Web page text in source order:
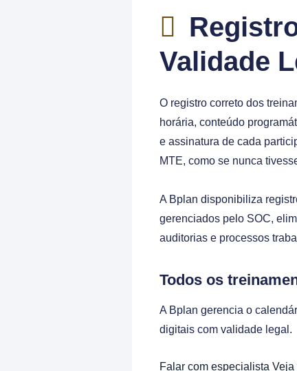
Validade
O registro correto dos
horária, conteúdo
e assinatura de cada
MTE, como se nunca
A Bplan disponibiliza
gerenciados pelo SOC,
auditorias e processos
Todos os
A Bplan gerencia o
digitais com validade legal.
Falar com especialista Veja